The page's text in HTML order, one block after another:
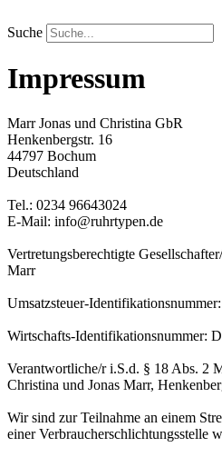
Inhalt
springen
Suche
Impressum
Marr Jonas und Christina GbR
Henkenbergstr. 16
44797 Bochum
Deutschland
Tel.: 0234 96643024
E-Mail: info@ruhrtypen.de
Vertretungsberechtigte
Marr
Umsatzsteuer-
Wirtschafts-Identifikationsnummer:
Verantwortliche/r i.S.d. § 18 Abs. 2
Christina und Jonas Marr,
Wir sind zur Teilnahme an einem
einer Verbraucherschlichtungsstelle